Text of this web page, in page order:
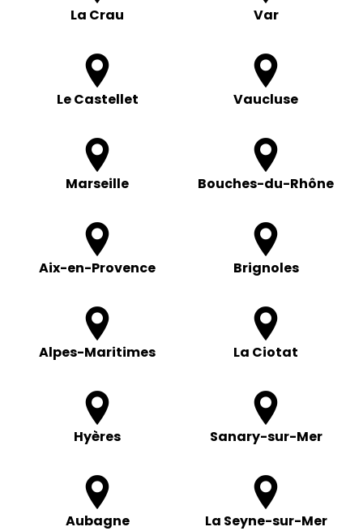
La Crau Var
Le Castellet Vaucluse
Marseille Bouches-du-Rhône
Aix-en-Provence Brignoles
Alpes-Maritimes La Ciotat
Hyères Sanary-sur-Mer
Aubagne La Seyne-sur-Mer